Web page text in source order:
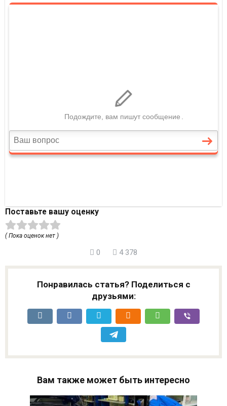
Поставьте вашу оценку
( Пока оценок нет )
0 4 378
Понравилась статья? Поделиться с
друзьями:
Вам также может быть интересно